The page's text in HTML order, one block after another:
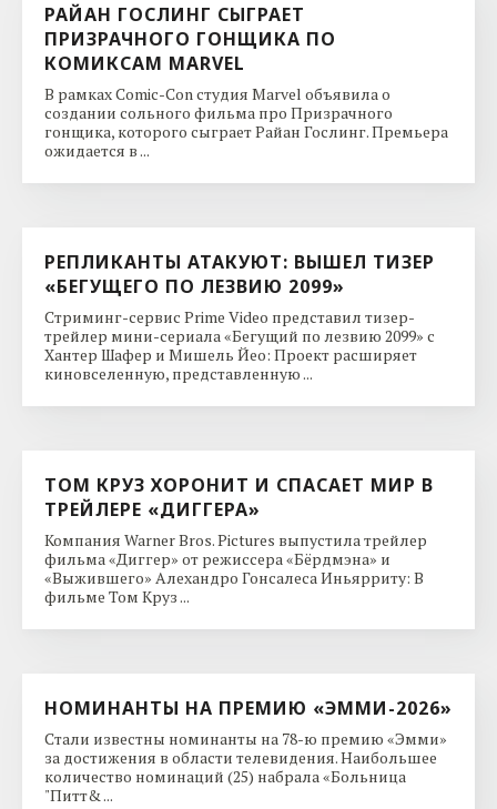
РАЙАН ГОСЛИНГ СЫГРАЕТ
ПРИЗРАЧНОГО ГОНЩИКА ПО
КОМИКСАМ MARVEL
В рамках Comic-Con студия Marvel объявила о
создании сольного фильма про Призрачного
гонщика, которого сыграет Райан Гослинг. Премьера
ожидается в ...
РЕПЛИКАНТЫ АТАКУЮТ: ВЫШЕЛ ТИЗЕР
«БЕГУЩЕГО ПО ЛЕЗВИЮ 2099»
Стриминг-сервис Prime Video представил тизер-
трейлер мини-сериала «Бегущий по лезвию 2099» с
Хантер Шафер и Мишель Йео: Проект расширяет
киновселенную, представленную ...
ТОМ КРУЗ ХОРОНИТ И СПАСАЕТ МИР В
ТРЕЙЛЕРЕ «ДИГГЕРА»
Компания Warner Bros. Pictures выпустила трейлер
фильма «Диггер» от режиссера «Бёрдмэна» и
«Выжившего» Алехандро Гонсалеса Иньярриту: В
фильме Том Круз ...
НОМИНАНТЫ НА ПРЕМИЮ «ЭММИ-2026»
Стали известны номинанты на 78-ю премию «Эмми»
за достижения в области телевидения. Наибольшее
количество номинаций (25) набрала «Больница
"Питт& ...